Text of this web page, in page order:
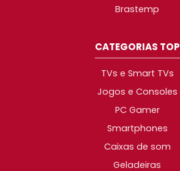
Brastemp
CATEGORIAS TOP
TVs e Smart TVs
Jogos e Consoles
PC Gamer
Smartphones
Caixas de som
Geladeiras